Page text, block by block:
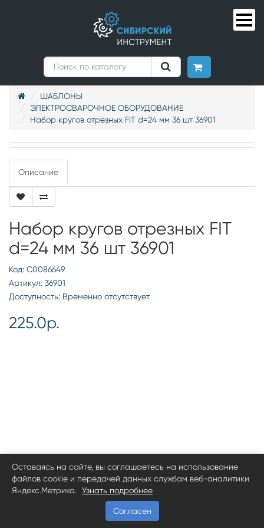
ШАБЛОНЫ
ЭЛЕКТРОСВАРОЧНОЕ ОБОРУДОВАНИЕ
Набор кругов отрезных FIT d=24 мм 36 шт 36901
Описание
Набор кругов отрезных FIT
d=24 мм 36 шт 36901
Код: С0086649
Артикул: 36901
Доступность: Временно отсутствует
225.0р.
Оставаясь на сайте, вы соглашаетесь на использование
файлов cookie и передачей данных службам веб-аналитики
Яндекс.Метрика.
Узнать подробнее
Согласен